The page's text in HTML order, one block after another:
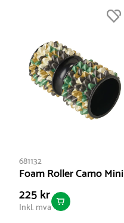
681132
Foam Roller Camo Mini
225 kr
Inkl. mva